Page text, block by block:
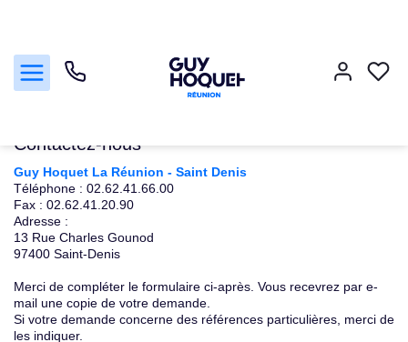
Acheter
Vendre
Louer
Faire gérer
Nous contacter
Contactez-nous
Guy Hoquet La Réunion - Saint Denis
Téléphone : 02.62.41.66.00
Fax : 02.62.41.20.90
Adresse :
13 Rue Charles Gounod
97400 Saint-Denis
Merci de compléter le formulaire ci-après. Vous recevrez par e-
mail une copie de votre demande.
Si votre demande concerne des références particulières, merci de
les indiquer.